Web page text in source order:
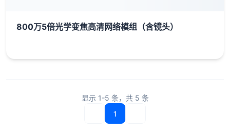
800万5倍光学变焦高清网络模组（含镜头）
显示 1-5 条，共 5 条
1